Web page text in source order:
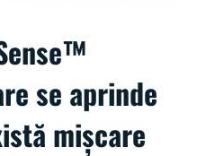
se aprinde
mișcare